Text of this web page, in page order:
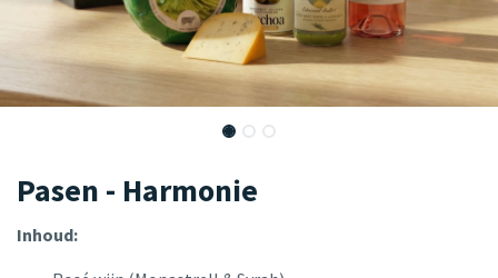
Pasen - Harmonie
Inhoud: